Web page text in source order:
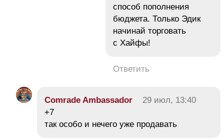
способ пополнения
бюджета. Только Эдик
начинай торговать
с Хайфы!
Ответить
Comrade Ambassador
29 июл, 13:40
+7
так особо и нечего уже продавать